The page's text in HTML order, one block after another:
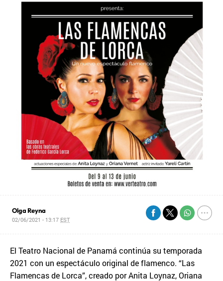
Olga Reyna
02/06/2021 - 13:17 EST
El Teatro Nacional de Panamá continúa su temporada
2021 con un espectáculo original de flamenco. “Las
Flamencas de Lorca”, creado por Anita Loynaz, Oriana